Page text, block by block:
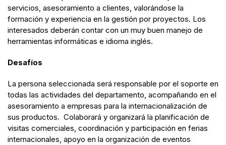
servicios, asesoramiento a clientes, valorándose la
formación y experiencia en la gestión por proyectos. Los
interesados deberán contar con un muy buen manejo de
herramientas informáticas e idioma inglés.
Desafíos
La persona seleccionada será responsable por el soporte en
todas las actividades del departamento, acompañando en el
asesoramiento a empresas para la internacionalización de
sus productos. Colaborará y organizará la planificación de
visitas comerciales, coordinación y participación en ferias
internacionales, apoyo en la organización de eventos